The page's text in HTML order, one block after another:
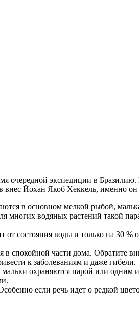
очередной экспедиции в
Йохан Якоб Хеккель, именно
в основном мелкой рыбой,
многих водяных растений такой
состояния воды и только на 30
в спокойной части дома.
к заболеваниям и даже гибели.
охраняются парой или одним
если речь идет о редкой